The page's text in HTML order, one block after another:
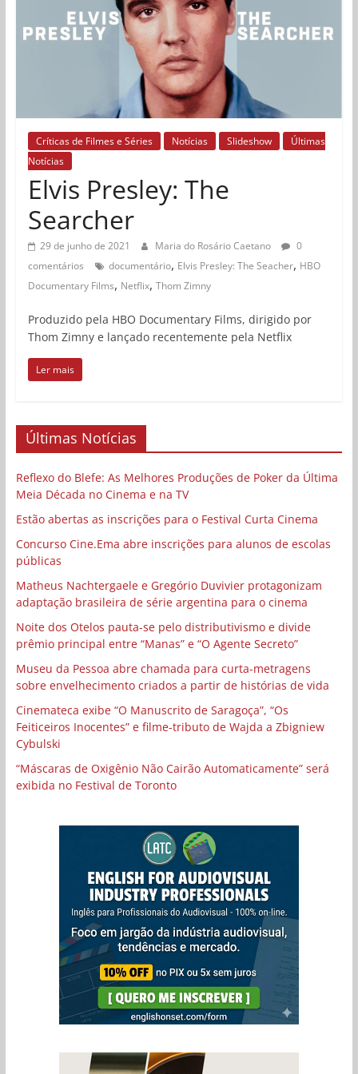
Críticas de Filmes e Séries Notícias Slideshow
Últimas
Notícias
Elvis Presley: The
Searcher
29 de junho de 2021 Maria do Rosário Caetano
0
comentários
documentário, Elvis Presley: The Seacher, HBO
Documentary Films, Netflix, Thom Zimny
Produzido pela HBO Documentary Films, dirigido por
Thom Zimny e lançado recentemente pela Netflix
Ler mais
Últimas Notícias
Reflexo do Blefe: As Melhores Produções de Poker da Última
Meia Década no Cinema e na TV
Estão abertas as inscrições para o Festival Curta Cinema
Concurso Cine.Ema abre inscrições para alunos de escolas
públicas
Matheus Nachtergaele e Gregório Duvivier protagonizam
adaptação brasileira de série argentina para o cinema
Noite dos Otelos pauta-se pelo distributivismo e divide
prêmio principal entre “Manas” e “O Agente Secreto”
Museu da Pessoa abre chamada para curta-metragens
sobre envelhecimento criados a partir de histórias de vida
Cinemateca exibe “O Manuscrito de Saragoça”, “Os
Feiticeiros Inocentes” e filme-tributo de Wajda a Zbigniew
Cybulski
“Máscaras de Oxigênio Não Cairão Automaticamente” será
exibida no Festival de Toronto